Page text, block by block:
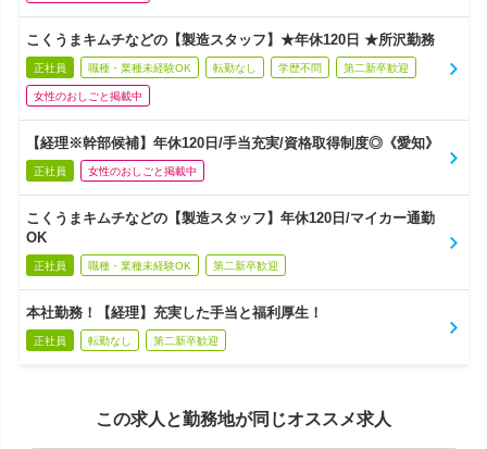
こくうまキムチなどの【製造スタッフ】★年休120日 ★所沢勤務
正社員 職種・業種未経験OK 転勤なし 学歴不問 第二新卒歓迎
女性のおしごと掲載中
【経理※幹部候補】年休120日/手当充実/資格取得制度◎《愛知》
正社員 女性のおしごと掲載中
こくうまキムチなどの【製造スタッフ】年休120日/マイカー通勤
OK
正社員 職種・業種未経験OK 第二新卒歓迎
本社勤務！【経理】充実した手当と福利厚生！
正社員 転勤なし 第二新卒歓迎
この求人と勤務地が同じオススメ求人